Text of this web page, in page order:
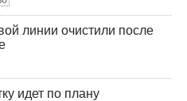
линии очистили после
идет по плану